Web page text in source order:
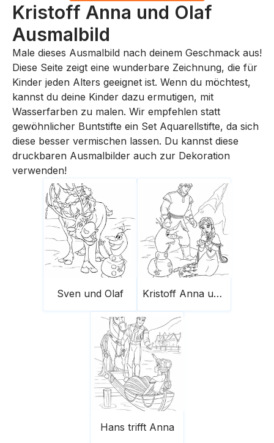
Kristoff Anna und Olaf
Ausmalbild
Male dieses Ausmalbild nach deinem Geschmack aus!
Diese Seite zeigt eine wunderbare Zeichnung, die für
Kinder jeden Alters geeignet ist. Wenn du möchtest,
kannst du deine Kinder dazu ermutigen, mit
Wasserfarben zu malen. Wir empfehlen statt
gewöhnlicher Buntstifte ein Set Aquarellstifte, da sich
diese besser vermischen lassen. Du kannst diese
druckbaren Ausmalbilder auch zur Dekoration
verwenden!
Sven und Olaf Kristoff Anna und Olaf
Hans trifft Anna